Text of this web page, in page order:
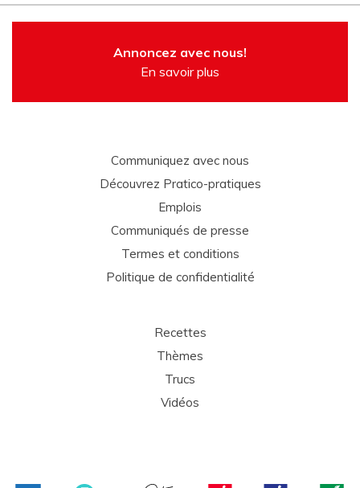
Annoncez avec nous!
En savoir plus
Communiquez avec nous
Découvrez Pratico-pratiques
Emplois
Communiqués de presse
Termes et conditions
Politique de confidentialité
Recettes
Thèmes
Trucs
Vidéos